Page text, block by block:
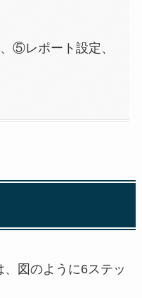
⑤レポート設定、
図のように6ステッ